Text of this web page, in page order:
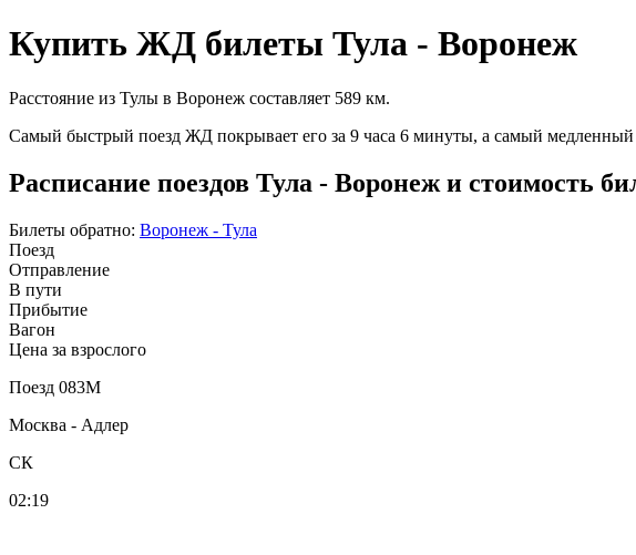
Купить ЖД билеты Тула - Воронеж
Расстояние из Тулы в Воронеж составляет 589 км.
Самый быстрый поезд ЖД покрывает его за 9 часа 6 минуты, а самый медленный
Расписание поездов Тула - Воронеж и стоимость
Билеты обратно: Воронеж - Тула
Поезд
Отправление
В пути
Прибытие
Вагон
Цена за взрослого
Поезд 083М
Москва - Адлер
СК
02:19